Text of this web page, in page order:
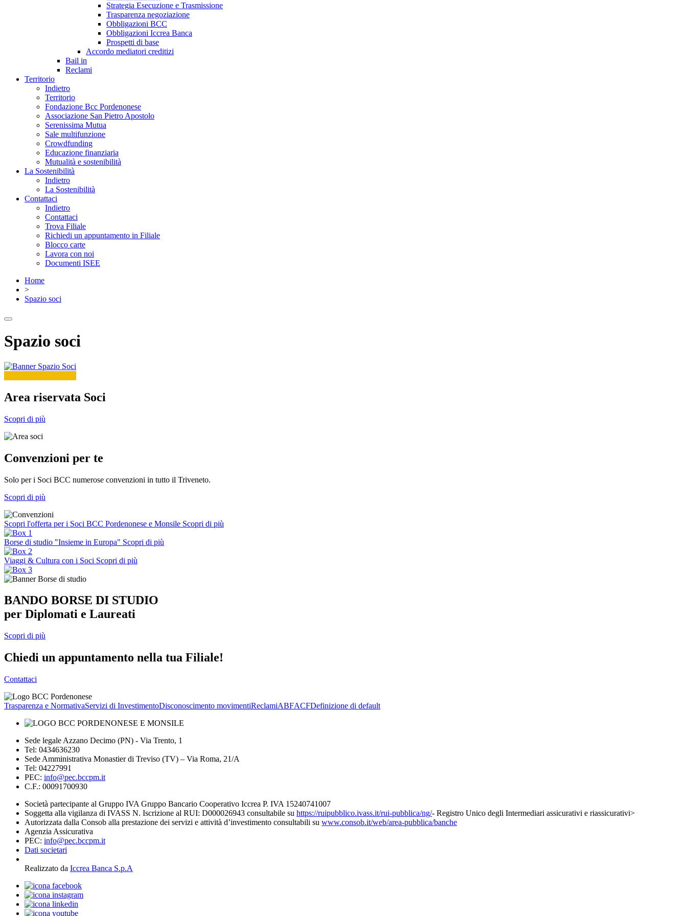
Strategia Esecuzione e Trasmissione
Trasparenza negoziazione
Obbligazioni BCC
Obbligazioni Iccrea Banca
Prospetti di base
Accordo mediatori creditizi
Bail in
Reclami
Territorio
Indietro
Territorio
Fondazione Bcc Pordenonese
Associazione San Pietro Apostolo
Serenissima Mutua
Sale multifunzione
Crowdfunding
Educazione finanziaria
Mutualità e sostenibilità
La Sostenibilità
Indietro
La Sostenibilità
Contattaci
Indietro
Contattaci
Trova Filiale
Richiedi un appuntamento in Filiale
Blocco carte
Lavora con noi
Documenti ISEE
Home
>
Spazio soci
Spazio soci
Area riservata Soci
Scopri di più
Convenzioni per te
Solo per i Soci BCC numerose convenzioni in tutto il Triveneto.
Scopri di più
Scopri l'offerta per i Soci BCC Pordenonese e Monsile Scopri di più
Borse di studio "Insieme in Europa" Scopri di più
Viaggi & Cultura con i Soci Scopri di più
BANDO BORSE DI STUDIO
per Diplomati e Laureati
Scopri di più
Chiedi un appuntamento nella tua Filiale!
Contattaci
Trasparenza e NormativaServizi di InvestimentoDisconoscimento movimentiReclamiABFACFDefinizione di default
Sede legale Azzano Decimo (PN) - Via Trento, 1
Tel: 0434636230
Sede Amministrativa Monastier di Treviso (TV) – Via Roma, 21/A
Tel: 04227991
PEC: info@pec.bccpm.it
C.F.: 00091700930
Società partecipante al Gruppo IVA Gruppo Bancario Cooperativo Iccrea P. IVA 15240741007
Soggetta alla vigilanza di IVASS N. Iscrizione al RUI: D000026943 consultabile su https://ruipubblico.ivass.it/rui-pubblica/ng/- Registro Unico degli Intermediari assicurativi e riassicurativi>
Autorizzata dalla Consob alla prestazione dei servizi e attività d’investimento consultabili su www.consob.it/web/area-pubblica/banche
Agenzia Assicurativa
PEC: info@pec.bccpm.it
Dati societari
Realizzato da Iccrea Banca S.p.A